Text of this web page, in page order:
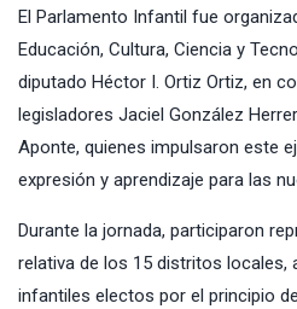
El Parlamento Infantil fue
Educación, Cultura, Ciencia y
diputado Héctor I. Ortiz Ortiz, en
legisladores Jaciel González
Aponte, quienes impulsaron este
expresión y aprendizaje para las
Durante la jornada, participaron
relativa de los 15 distritos locales,
infantiles electos por el principio